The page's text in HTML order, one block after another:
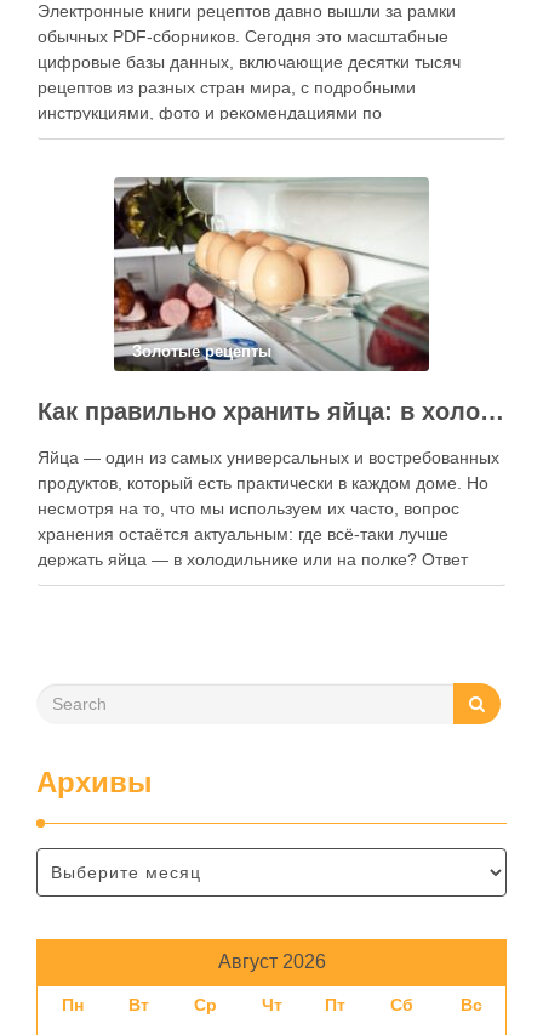
Электронные книги рецептов давно вышли за рамки
обычных PDF-сборников. Сегодня это масштабные
цифровые базы данных, включающие десятки тысяч
рецептов из разных стран мира, с подробными
инструкциями, фото и рекомендациями по
приготовлению. В отличие от печатных изданий,
контент, расширять коллекции блюд и добавлять новые
функции. Ниже …
Золотые рецепты
Как правильно хранить яйца: в холодильнике или на полке?
Яйца — один из самых универсальных и востребованных
продуктов, который есть практически в каждом доме. Но
несмотря на то, что мы используем их часто, вопрос
хранения остаётся актуальным: где всё-таки лучше
держать яйца — в холодильнике или на полке? Ответ
зависит от нескольких факторов, включая температуру
Архивы
Август 2026
Пн Вт Ср Чт Пт Сб
Вс